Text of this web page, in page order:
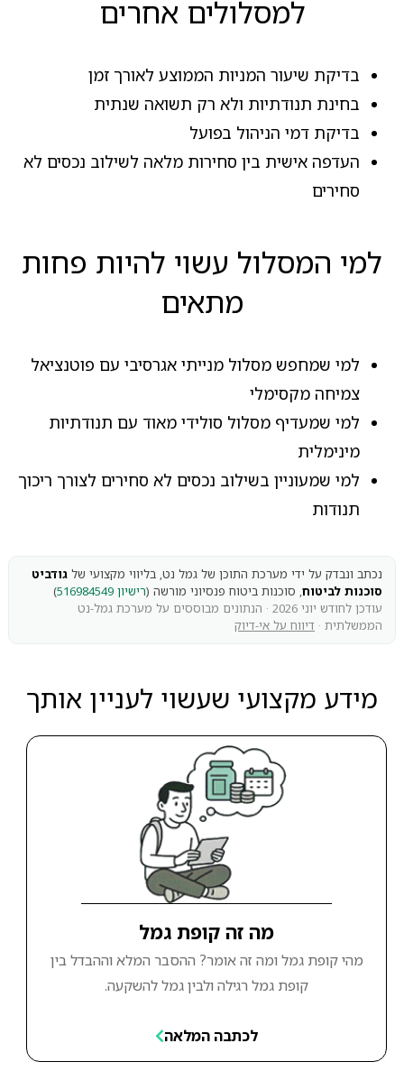
למסלולים אחרים
בדיקת שיעור המניות הממוצע לאורך זמן
בחינת תנודתיות ולא רק תשואה שנתית
בדיקת דמי הניהול בפועל
העדפה אישית בין סחירות מלאה לשילוב נכסים לא
סחירים
למי המסלול עשוי להיות פחות
מתאים
למי שמחפש מסלול מנייתי אגרסיבי עם פוטנציאל
צמיחה מקסימלי
למי שמעדיף מסלול סולידי מאוד עם תנודתיות
מינימלית
למי שמעוניין בשילוב נכסים לא סחירים לצורך ריכוך
תנודות
נכתב ונבדק על ידי מערכת התוכן של גמל נט, בליווי מקצועי של גודביט
סוכנות לביטוח, סוכנות ביטוח פנסיוני מורשה (רישיון 516984549
)
עודכן לחודש יוני 2026 · הנתונים מבוססים על מערכת גמל-נט
הממשלתית · דיווח על אי-דיוק
מידע מקצועי שעשוי לעניין אותך
מה זה קופת גמל
מהי קופת גמל ומה זה אומר? ההסבר המלא וההבדל בין
קופת גמל רגילה ולבין גמל להשקעה.
לכתבה המלאה